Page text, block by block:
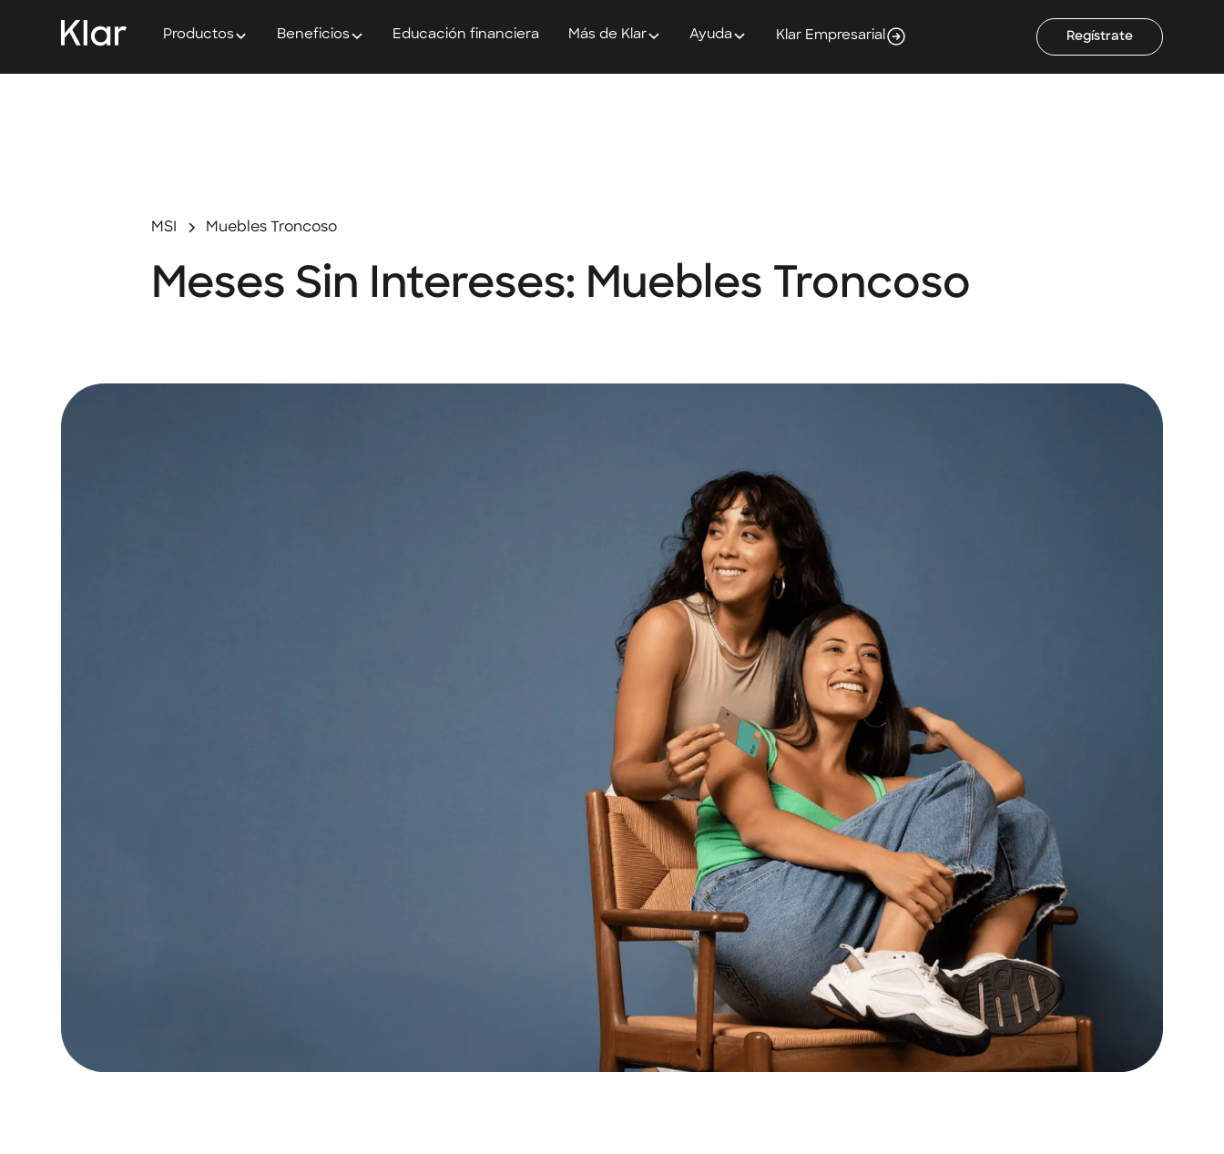
Productos Beneficios Educación financiera Más de Klar Ayuda Klar Empresarial Regístrate
MSI Muebles Troncoso
Meses Sin Intereses: Muebles Troncoso